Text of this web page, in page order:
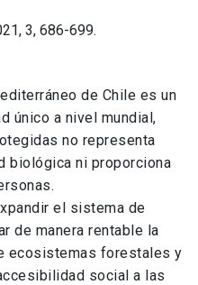
3, 686-699.
de Chile es un
único a nivel mundial,
no representa
biológica ni proporciona
el sistema de
de manera rentable la
ecosistemas forestales y
social a las